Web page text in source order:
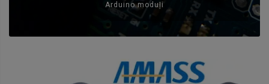
Arduino moduļi